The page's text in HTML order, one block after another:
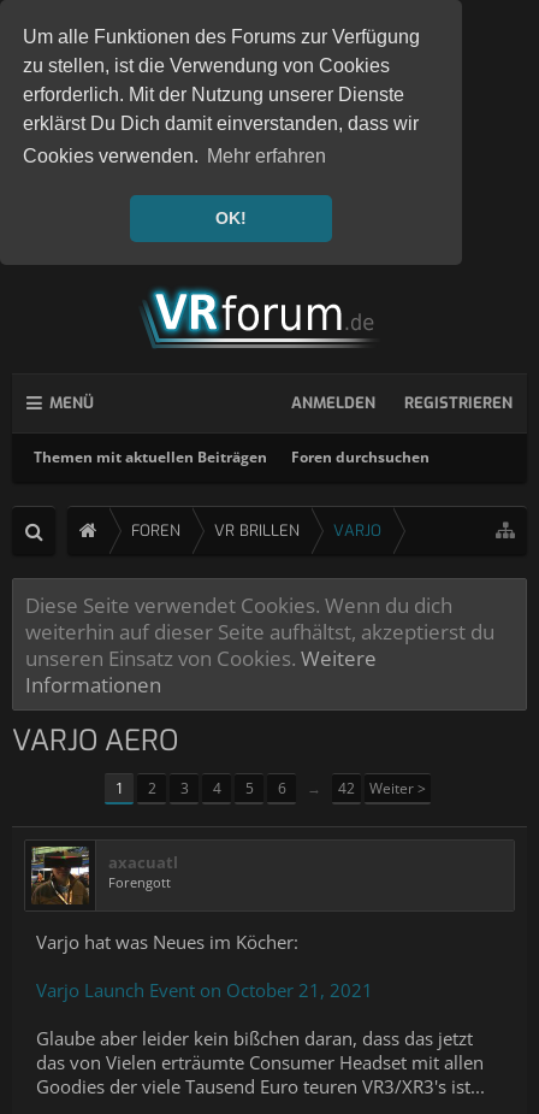
Um alle Funktionen des Forums zur Verfügung
zu stellen, ist die Verwendung von Cookies
erforderlich. Mit der Nutzung unserer Dienste
erklärst Du Dich damit einverstanden, dass wir
Cookies verwenden. Mehr erfahren
OK!
MENÜ
Themen mit aktuellen Beiträgen Foren durchsuchen
ANMELDEN REGISTRIEREN
FOREN VR BRILLEN VARJO
Diese Seite verwendet Cookies. Wenn du dich
weiterhin auf dieser Seite aufhältst, akzeptierst du
unseren Einsatz von Cookies. Weitere
Informationen
VARJO AERO
1 2 3 4 5 6 → 42 Weiter >
axacuatl
Forengott
Varjo hat was Neues im Köcher:
Varjo Launch Event on October 21, 2021
Glaube aber leider kein bißchen daran, dass das jetzt
das von Vielen erträumte Consumer Headset mit allen
Goodies der viele Tausend Euro teuren VR3/XR3's ist...